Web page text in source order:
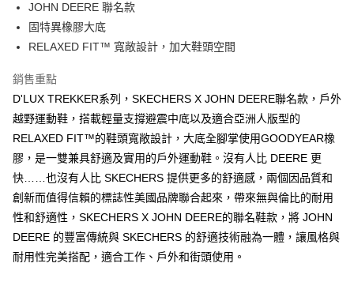
全家取貨付款
每筆NT$60，滿NT$1,000(含以上)免運費
每筆NT$60，滿NT$1,000(含以上)免運費
宅配
每筆NT$80，滿NT$1,000(含以上)免運費
JOHN DEERE 聯名款
固特異橡膠大底
RELAXED FIT™ 寬敞設計，加大鞋頭空間
銷售重點
D'LUX TREKKER系列，SKECHERS X JOHN DEERE聯名款，戶外
越野運動鞋，搭載輕量支撐避震中底以及適合亞洲人版型的
RELAXED FIT™的鞋頭寬敞設計，大底全腳掌使用GOODYEAR橡
膠，是一雙兼具舒適及實用的戶外運動鞋。沒有人比 DEERE 更
快……也沒有人比 SKECHERS 提供更多的舒適感，兩個因品質和
創新而值得信賴的標誌性美國品牌聯合起來，帶來無與倫比的耐用
性和舒適性，SKECHERS X JOHN DEERE的聯名鞋款，將 JOHN
DEERE 的豐富傳統與 SKECHERS 的舒適技術融為一體，讓風格與
耐用性完美搭配，適合工作、戶外和街頭使用。